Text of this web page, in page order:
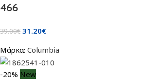
466
39.00€ 31.20€
Μάρκα: Columbia
-20% New